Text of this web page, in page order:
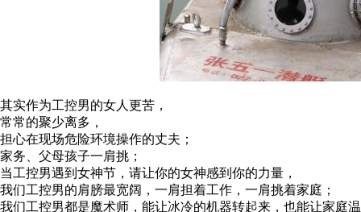
其实作为工控男的女人更苦，
常常的聚少离多，
担心在现场危险环境操作的丈夫；
家务、父母孩子一肩挑；
当工控男遇到女神节，请让你的女神感到你的力量，
我们工控男的肩膀最宽阔，一肩担着工作，一肩挑着家庭；
我们工控男都是魔术师，能让冰冷的机器转起来，也能让家庭